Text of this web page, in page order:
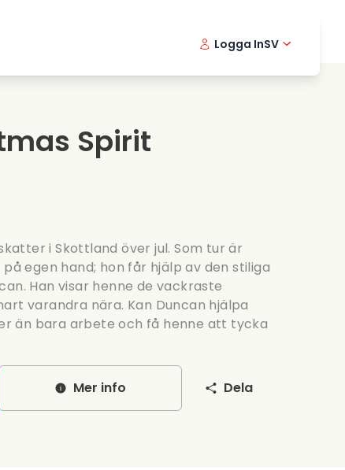
serier
Brollop
Logga InSV
Spirit
i Skottland över jul. Som tur är
egen hand; hon får hjälp av den stiliga
Han visar henne de vackraste
varandra nära. Kan Duncan hjälpa
än bara arbete och få henne att tycka
Mer info Dela